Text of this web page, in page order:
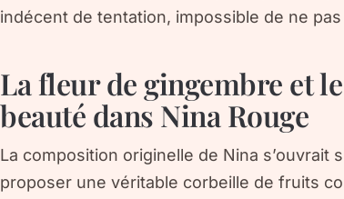
indécent de tentation, impossible de ne
La fleur de gingembre et
beauté dans Nina Rouge
La composition originelle de Nina s’ouvrait
proposer une véritable corbeille de fruits